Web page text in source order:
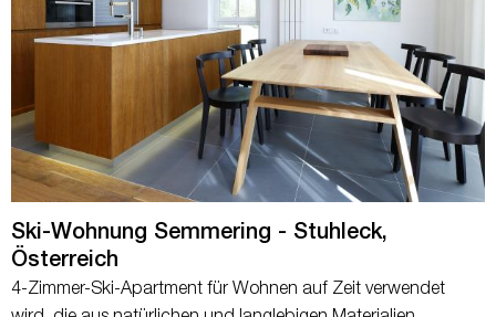
Ski-Wohnung Semmering - Stuhleck,
Österreich
4-Zimmer-Ski-Apartment für Wohnen auf Zeit verwendet